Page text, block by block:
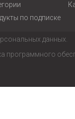
по подписке
данных.
программного